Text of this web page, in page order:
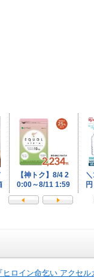
ヒロイン命乞い アクセ